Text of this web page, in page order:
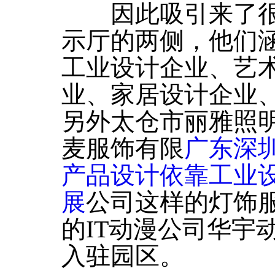
因此吸引来了很
示厅的两侧，他们
工业设计企业、艺
业、家居设计企业
另外太仓市丽雅照
麦服饰有限广东深
产品设计依靠工业
展公司这样的灯饰
的IT动漫公司华宇
入驻园区。